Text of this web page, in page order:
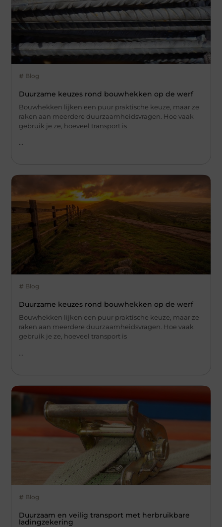
Blog
Duurzame keuzes rond bouwhekken op de werf
Bouwhekken lijken een puur praktische keuze, maar ze
raken aan meerdere duurzaamheidsvragen. Hoe vaak
gebruik je ze, hoeveel transport is
...
Blog
Duurzame keuzes rond bouwhekken op de werf
Bouwhekken lijken een puur praktische keuze, maar ze
raken aan meerdere duurzaamheidsvragen. Hoe vaak
gebruik je ze, hoeveel transport is
Blog
Duurzaam en veilig transport met herbruikbare
ladingzekering